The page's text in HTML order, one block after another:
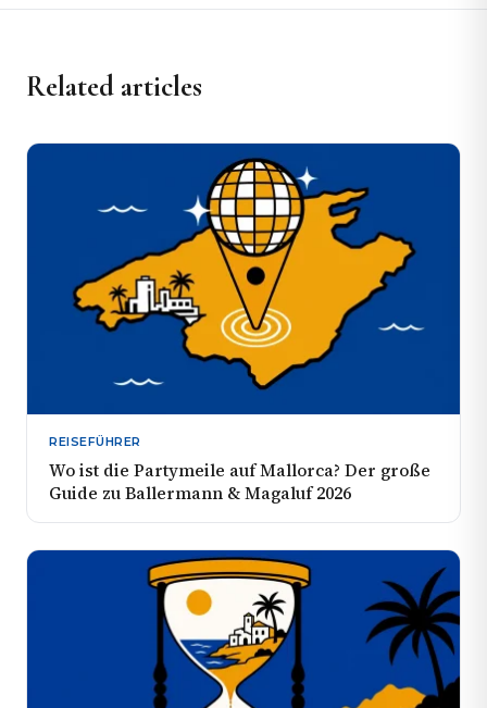
Related articles
REISEFÜHRER
Wo ist die Partymeile auf Mallorca? Der große
Guide zu Ballermann & Magaluf 2026